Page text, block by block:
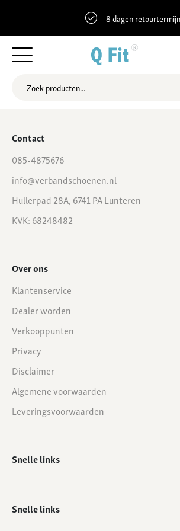
8 dagen retourtermijn
48.4758559 8.9355273 Bahnhofstraße 12,
Duitsland
Contact
085-4875676
info@verbandschoenen.nl
Hullerpad 28A, 6741 PA Lunteren
KVK: 68248482
Over ons
Klantenservice
Dealer worden
Verkooppunten
Privacy
Disclaimer
Algemene voorwaarden
Leveringsvoorwaarden
Snelle links
Snelle links